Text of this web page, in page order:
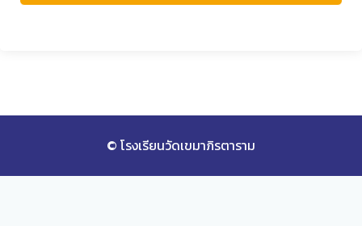
© โรงเรียนวัดเขมาภิรตาราม